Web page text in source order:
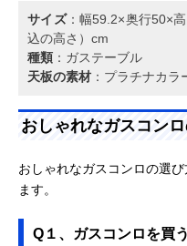
サイズ：幅59.2×奥行50×
込の高さ）cm
種類 ：ガステーブル
天板の素材 ：プラチナカラ
おしゃれなガスコン
おしゃれなガスコンロの選び
ます。
Q１、ガスコンロを買